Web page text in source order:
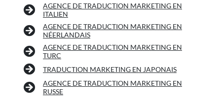
AGENCE DE TRADUCTION MARKETING EN
ITALIEN
AGENCE DE TRADUCTION MARKETING EN
NÉERLANDAIS
AGENCE DE TRADUCTION MARKETING EN
TURC
TRADUCTION MARKETING EN JAPONAIS
AGENCE DE TRADUCTION MARKETING EN
RUSSE